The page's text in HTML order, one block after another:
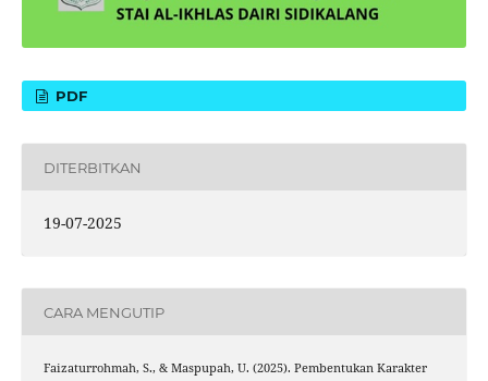
PDF
DITERBITKAN
19-07-2025
CARA MENGUTIP
Faizaturrohmah, S., & Maspupah, U. (2025). Pembentukan Karakter